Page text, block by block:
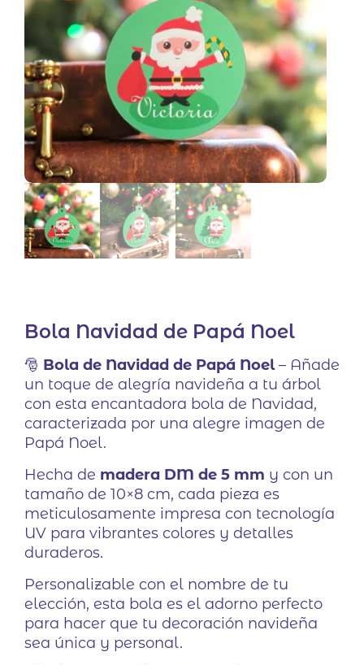
Bola Navidad de Papá Noel
🎅 Bola de Navidad de Papá Noel– Añade
un toque de alegría navideña a tu árbol
con esta encantadora bola de Navidad,
caracterizada por una alegre imagen de
Papá Noel.
Hecha de madera DM de 5 mm y con un
tamaño de 10×8 cm, cada pieza es
meticulosamente impresa con tecnología
UV para vibrantes colores y detalles
duraderos.
Personalizable con el nombre de tu
elección, esta bola es el adorno perfecto
para hacer que tu decoración navideña
sea única y personal.